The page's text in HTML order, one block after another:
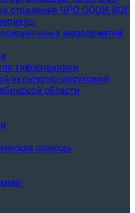
отделения ЧРО ОООИ ВОГ
мероприятий
тифлотехники
культурно-досуговой
области
помощь